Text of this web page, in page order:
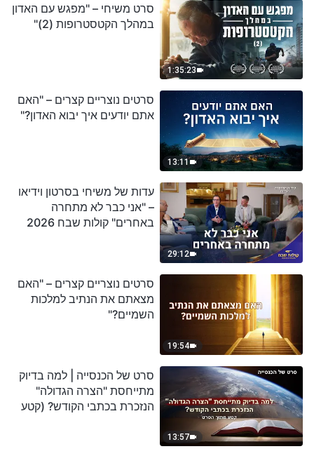
1:35:23
סרט משיחי – "מפגש עם האדון
במהלך הקטסטרופות (2)"
13:11
סרטים נוצריים קצרים – "האם
אתם יודעים איך יבוא האדון?"
29:12
עדות של משיחי בסרטון וידיאו
– "אני כבר לא מתחרה
באחרים" קולות שבח 2026
19:54
סרטים נוצריים קצרים – "האם
מצאתם את הנתיב למלכות
השמיים?"
13:57
סרט של הכנסייה | למה בדיוק
מתייחסת "הצרה הגדולה"
הנזכרת בכתבי הקודש? (קטע